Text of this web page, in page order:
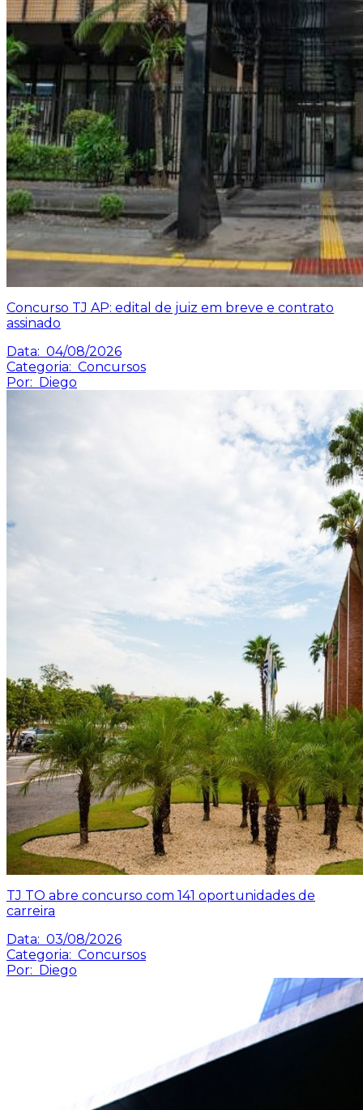
Concurso TJ AP: edital de juiz em breve e contrato
assinado
Data: 04/08/2026
Categoria: Concursos
Por:
Diego
TJ TO abre concurso com 141 oportunidades de
carreira
Data: 03/08/2026
Categoria: Concursos
Por:
Diego